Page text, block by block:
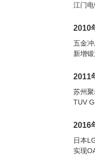
江门
2010
五金
新增
2011
苏州
TUV
2016
日本
实现